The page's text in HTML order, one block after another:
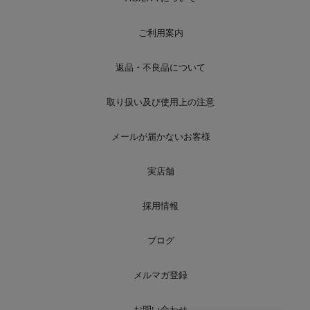
ご利用案内
返品・不良品について
取り扱い及び使用上の注意
メールが届かないお客様
実店舗
採用情報
ブログ
メルマガ登録